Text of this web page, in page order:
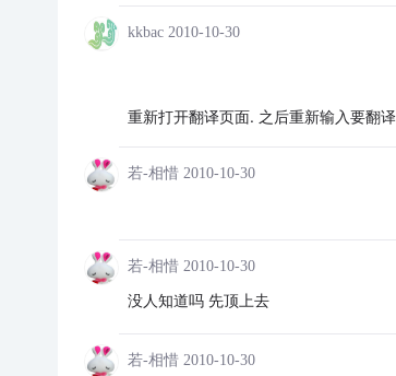
kkbac 2010-10-30
重新打开翻译页面. 之后重新输入要翻
若-相惜 2010-10-30
若-相惜 2010-10-30
没人知道吗 先顶上去
若-相惜 2010-10-30